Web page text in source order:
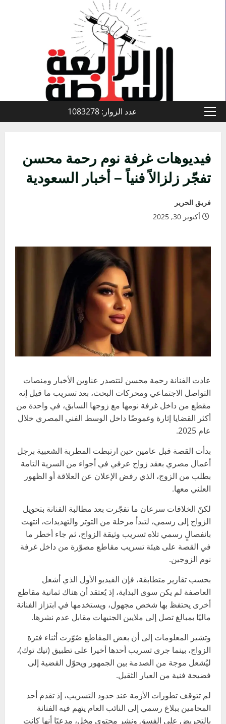
القائمة
عدد الزوار: 1083278
فيديوهات غرفة نوم رحمة محسن
تفجّر زلزالاً فنياً – أخبار السعودية
فريق الحرير
أكتوبر 30, 2025
عادت الفنانة رحمة محسن لتتصدر عناوين الأخبار ومنصات
التواصل الاجتماعي ومحركات البحث، بعد تسريب ما قيل إنه
مقطع من داخل غرفة نومها مع زوجها السابق، في واحدة من
أكثر القضايا إثارة وغموضًا داخل الوسط الفني المصري خلال
عام 2025.
بدأت القصة قبل عامين حين ارتبطت المطربة الشعبية برجل
أعمال مصري بعقد زواج عرفي في أجواء من السرية التامة
بطلب من الزوج، الذي رفض الإعلان عن العلاقة أو الظهور
العلني معها.
لكنّ الخلافات سرعان ما تفجّرت بعد مطالبة الفنانة بتحويل
الزواج إلى رسمي، لتبدأ مرحلة من التوتر والتهديدات، انتهت
بانفصالٍ رسمي تلاه تسريب وثيقة الزواج، ثم جاء أخطر ما
في القصة على هيئة تسريب مقاطع مصوّرة من داخل غرفة
نوم الزوجين.
بحسب تقارير متطابقة، فإن الفيديو الأول الذي أشعل
العاصفة لم يكن سوى البداية، إذ يُعتقد أن هناك ثمانية مقاطع
أخرى يحتفظ بها شخص مجهول، ويستخدمها في ابتزاز الفنانة
ماليًا بمبالغ تصل إلى ملايين الجنيهات مقابل عدم نشرها.
وتشير المعلومات إلى أن بعض المقاطع صُوّرت أثناء فترة
الزواج، بينما جرى تسريب أحدها أخيرا على تطبيق (تيك توك)،
ليُشعل موجة من الصدمة بين الجمهور ويحوّل القضية إلى
فضيحة فنية من العيار الثقيل.
لم تتوقف تطورات الأزمة عند حدود التسريب، إذ تقدم أحد
المحامين ببلاغ رسمي إلى النائب العام يتهم فيه الفنانة
بالتحريض على الفسق ونشر محتوى مخل، مدعيًا أنها كانت